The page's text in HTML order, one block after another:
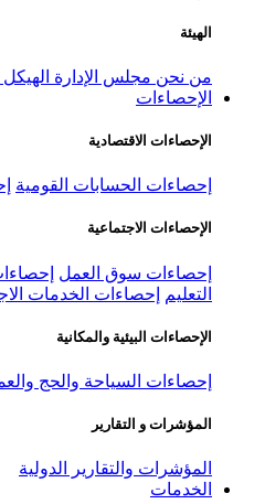
الهيئة
من نحن مجلس الإدارة
الإحصاءات
الإحصاءات الاقتصادية
إحصاءات الحسابات القومية
الإحصاءات الاجتماعية
إحصاءات سوق العمل
التعليم
إحصاءات الخدمات
الإحصاءات البيئية والمكانية
إحصاءات السياحة والحج
المؤشرات و التقارير
المؤشرات والتقارير الدولية
الخدمات